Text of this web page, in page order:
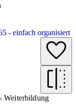
- einfach organisiert
Weiterbildung